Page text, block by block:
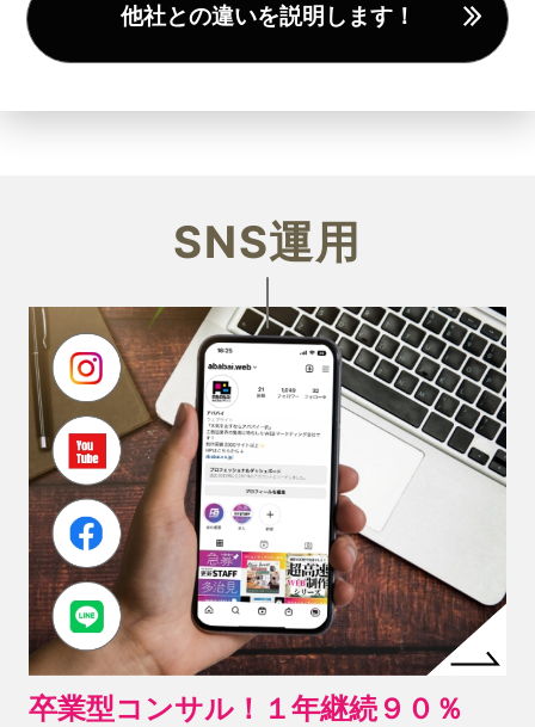
他社との違いを説明します！
SNS運用
卒業型コンサル！１年継続９０％